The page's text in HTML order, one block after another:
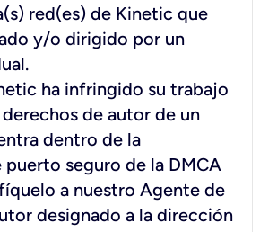
red(es) de Kinetic que
y/o dirigido por un
ha infringido su trabajo
de autor de un
dentro de la
seguro de la DMCA
a nuestro Agente de
designado a la dirección